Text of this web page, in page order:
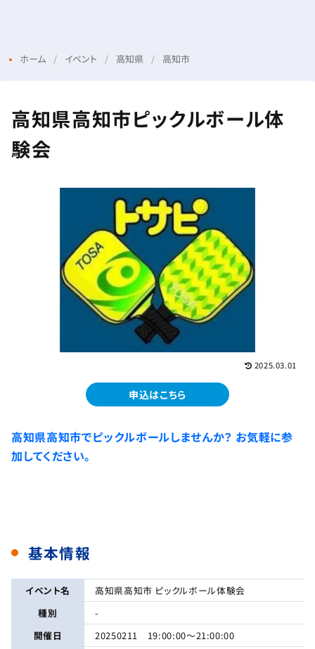
ホーム イベント 高知県 高知市
高知県高知市ピックルボール体
験会
2025.03.01
申込はこちら
高知県高知市でピックルボールしませんか？ お気軽に参
加してください。
基本情報
イベント名
高知県高知市 ピックルボール体験会
種別
-
開催日
20250211 19:00:00〜21:00:00